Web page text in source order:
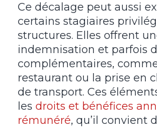
Ce décalage peut aussi
certains stagiaires
structures. Elles offrent
indemnisation et parfois
complémentaires,
restaurant ou la prise en
de transport. Ces
les droits et bénéfices
rémunéré, qu’il convient